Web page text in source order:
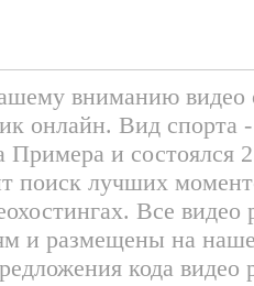
вниманию видео
онлайн. Вид
Примера и состоялся
поиск лучших
Все видео
и размещены на
кода видео